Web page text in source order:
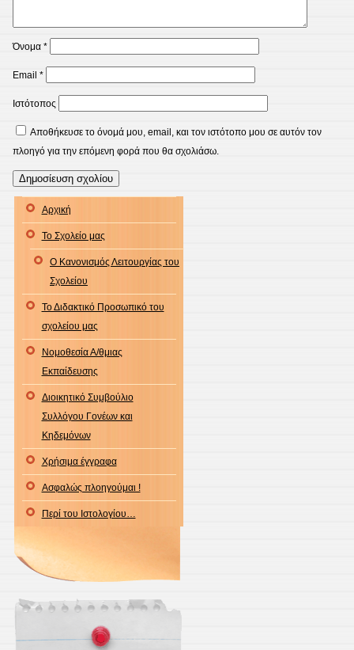
Όνομα *
Email *
Ιστότοπος
Αποθήκευσε το όνομά μου, email, και τον ιστότοπο μου σε αυτόν τον
πλοηγό για την επόμενη φορά που θα σχολιάσω.
Αρχική
Το Σχολείο μας
Ο Κανονισμός Λειτουργίας του
Σχολείου
Το Διδακτικό Προσωπικό του
σχολείου μας
Νομοθεσία Α/θμιας
Εκπαίδευσης
Διοικητικό Συμβούλιο
Συλλόγου Γονέων και
Κηδεμόνων
Χρήσιμα έγγραφα
Ασφαλώς πλοηγούμαι !
Περί του Ιστολογίου…